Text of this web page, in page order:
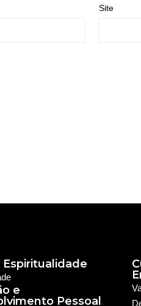
Site
Espiritualidade
e
Pessoal